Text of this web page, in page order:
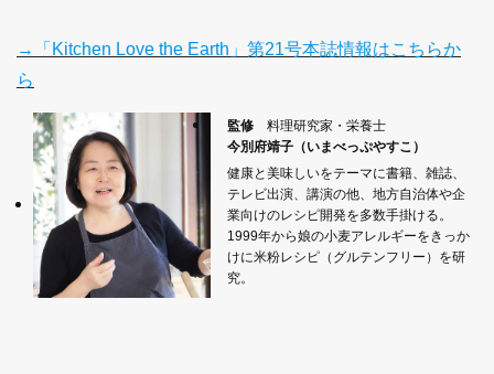
→「Kitchen Love the Earth」第21号本誌情報はこちらか
ら
監修 料理研究家・栄養士
今別府靖子（いまべっぷやすこ）
健康と美味しいをテーマに書籍、雑誌、
テレビ出演、講演の他、地方自治体や企
業向けのレシピ開発を多数手掛ける。
1999年から娘の小麦アレルギーをきっか
けに米粉レシピ（グルテンフリー）を研
究。